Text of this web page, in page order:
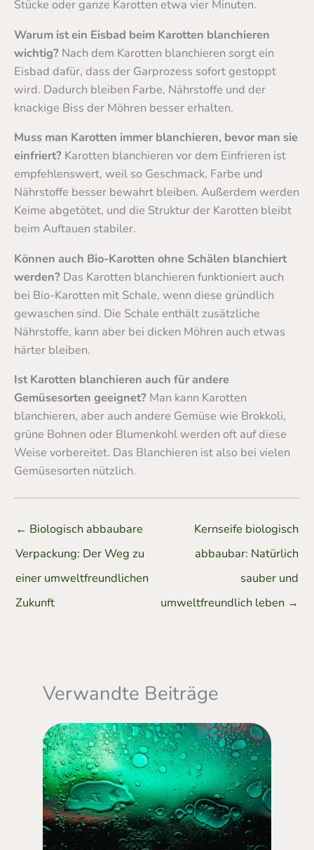
Stücke oder ganze Karotten etwa vier Minuten.
Warum ist ein Eisbad beim Karotten blanchieren
wichtig? Nach dem Karotten blanchieren sorgt ein
Eisbad dafür, dass der Garprozess sofort gestoppt
wird. Dadurch bleiben Farbe, Nährstoffe und der
knackige Biss der Möhren besser erhalten.
Muss man Karotten immer blanchieren, bevor man sie
einfriert? Karotten blanchieren vor dem Einfrieren ist
empfehlenswert, weil so Geschmack, Farbe und
Nährstoffe besser bewahrt bleiben. Außerdem werden
Keime abgetötet, und die Struktur der Karotten bleibt
beim Auftauen stabiler.
Können auch Bio-Karotten ohne Schälen blanchiert
werden? Das Karotten blanchieren funktioniert auch
bei Bio-Karotten mit Schale, wenn diese gründlich
gewaschen sind. Die Schale enthält zusätzliche
Nährstoffe, kann aber bei dicken Möhren auch etwas
härter bleiben.
Ist Karotten blanchieren auch für andere
Gemüsesorten geeignet? Man kann Karotten
blanchieren, aber auch andere Gemüse wie Brokkoli,
grüne Bohnen oder Blumenkohl werden oft auf diese
Weise vorbereitet. Das Blanchieren ist also bei vielen
Gemüsesorten nützlich.
← Biologisch abbaubare
Verpackung: Der Weg zu
einer umweltfreundlichen
Zukunft
Kernseife biologisch
abbaubar: Natürlich
sauber und
umweltfreundlich leben →
Verwandte Beiträge